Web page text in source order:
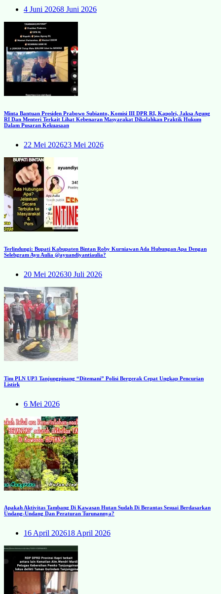
4 Juni 20268 Juni 2026
Minta Bantuan Presiden Prabowo Subianto, Komisi III DPR RI, Kapolri, Jaksa Agung
RI Dan Menteri Terkait Lihat Kebenaran Masyarakat Dikalahkan Praktik Hukum
Dalam Pusaran Kekuasaan
22 Mei 202623 Mei 2026
Terlindungi: Bupati Kabupaten Bintan Roby Kurniawan Ada Hubungan Apa Dengan
Selebgram Ayu Aulia @ayuandiyantiaulia?
20 Mei 202630 Juli 2026
Tim PLN UP3 Tanjungpinang “Ditemani” Polisi Bergerak Cepat Ungkap Pencurian
Listirk
6 Mei 2026
Apakah Aktivitas Tambang Di Kawasan Hutan Sudah Di Berantas Sesuai Berdasarkan
Undang-Undang Dan Peraturan Turunannya?
16 April 202618 April 2026